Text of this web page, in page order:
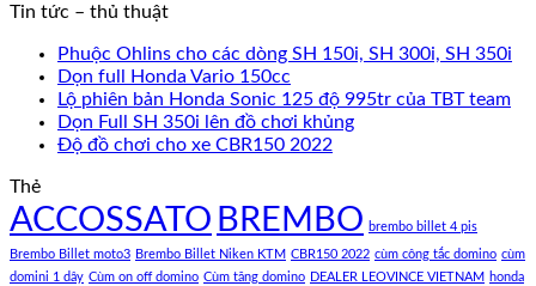
Tin tức – thủ thuật
Phuộc Ohlins cho các dòng SH 150i, SH 300i, SH 350i
Dọn full Honda Vario 150cc
Lộ phiên bản Honda Sonic 125 độ 995tr của TBT team
Dọn Full SH 350i lên đồ chơi khủng
Độ đồ chơi cho xe CBR150 2022
Thẻ
ACCOSSATO BREMBO brembo billet 4 pis
Brembo Billet moto3 Brembo Billet Niken KTM CBR150 2022 cùm công tắc domino cùm
domini 1 dây Cùm on off domino Cùm tăng domino DEALER LEOVINCE VIETNAM honda